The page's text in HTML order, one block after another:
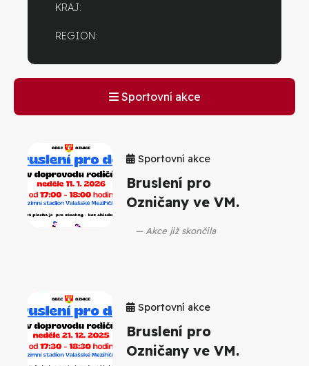
KRAJ:
REGION:
Sportovní akce
Sportovní akce
Bruslení pro
Ozničany ve VM.
Akce již skončila
Sportovní akce
Bruslení pro
Ozničany ve VM.